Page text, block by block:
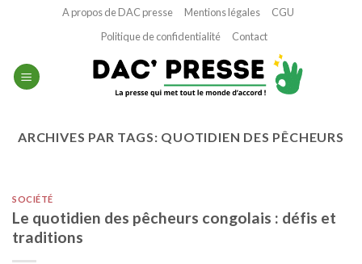
A propos de DAC presse Mentions légales
CGU
Politique de confidentialité
Contact
ARCHIVES PAR TAGS: QUOTIDIEN DES PÊCHEURS
SOCIÉTÉ
Le quotidien des pêcheurs congolais : défis et
traditions